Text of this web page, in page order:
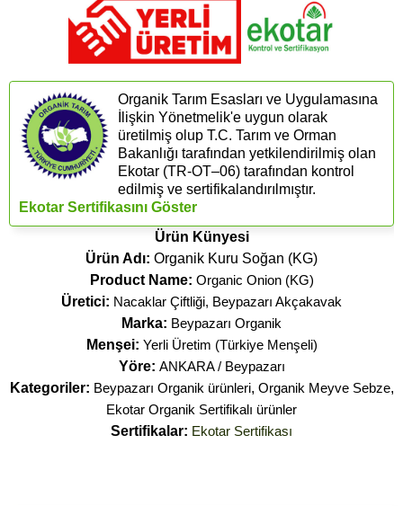
Organik Tarım Esasları ve Uygulamasına
İlişkin Yönetmelik'e uygun olarak
üretilmiş olup T.C. Tarım ve Orman
Bakanlığı tarafından yetkilendirilmiş olan
Ekotar (​TR-OT–06) tarafından kontrol
edilmiş ve sertifikalandırılmıştır.
Ekotar Sertifikasını Göster
Ürün Künyesi
Ürün Adı: Organik Kuru Soğan (KG)
Product Name: Organic Onion (KG)
Üretici: Nacaklar Çiftliği, Beypazarı Akçakavak
Marka: Beypazarı Organik
Menşei: Yerli Üretim (Türkiye Menşeli)
Yöre: ANKARA / Beypazarı
Kategoriler: Beypazarı Organik ürünleri, Organik Meyve Sebze,
Ekotar Organik Sertifikalı ürünler
Sertifikalar: Ekotar Sertifikası